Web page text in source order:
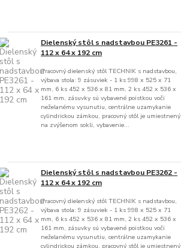
Dielenský stôl s nadstavbou PE3261 -
112 x 64 x 192 cm
Pracovný dielenský stôl TECHNIK s nadstavbou,
výbava stola: 9 zásuviek - 1 ks 998 x 525 x 71
mm, 6 ks 452 x 536 x 81 mm, 2 ks 452 x 536 x
161 mm, zásuvky sú vybavené poistkou voči
neželanému vysunutiu, centrálne uzamykanie
cylindrickou zámkou, pracovný stôl je umiestnený
na zvýšenom sokli, vybavenie...
Dielenský stôl s nadstavbou PE3262 -
112 x 64 x 192 cm
Pracovný dielenský stôl TECHNIK s nadstavbou,
výbava stola: 9 zásuviek - 1 ks 998 x 525 x 71
mm, 6 ks 452 x 536 x 81 mm, 2 ks 452 x 536 x
161 mm, zásuvky sú vybavené poistkou voči
neželanému vysunutiu, centrálne uzamykanie
cylindrickou zámkou, pracovný stôl je umiestnený